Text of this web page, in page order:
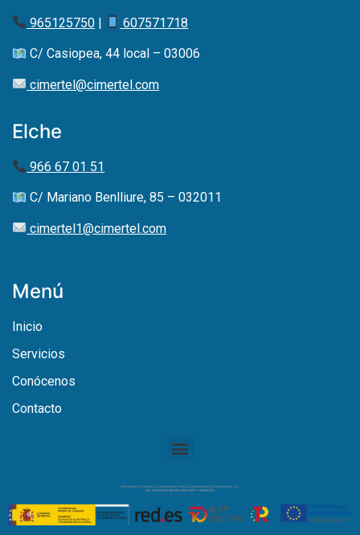
965125750 | 607571718
C/ Casiopea, 44 local – 03006
cimertel@cimertel.com
Elche
966 67 01 51
C/ Mariano Benlliure, 85 – 032011
cimertel1@cimertel.com
Menú
Inicio
Servicios
Conócenos
Contacto